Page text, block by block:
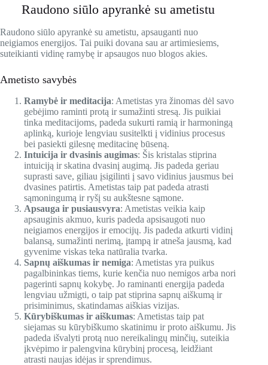
Raudono siūlo apyrankė su ametistu
Raudono siūlo apyrankė su ametistu, apsauganti nuo
neigiamos energijos. Tai puiki dovana sau ar artimiesiems,
suteikianti vidinę ramybę ir apsaugos nuo blogos akies.
Ametisto savybės
Ramybė ir meditacija: Ametistas yra žinomas dėl savo
gebėjimo raminti protą ir sumažinti stresą. Jis puikiai
tinka meditacijoms, padeda sukurti ramią ir harmoningą
aplinką, kurioje lengviau susitelkti į vidinius procesus
bei pasiekti gilesnę meditacinę būseną.
Intuicija ir dvasinis augimas: Šis kristalas stiprina
intuiciją ir skatina dvasinį augimą. Jis padeda geriau
suprasti save, giliau įsigilinti į savo vidinius jausmus bei
dvasines patirtis. Ametistas taip pat padeda atrasti
sąmoningumą ir ryšį su aukštesne sąmone.
Apsauga ir pusiausvyra: Ametistas veikia kaip
apsauginis akmuo, kuris padeda apsisaugoti nuo
neigiamos energijos ir emocijų. Jis padeda atkurti vidinį
balansą, sumažinti nerimą, įtampą ir atneša jausmą, kad
gyvenime viskas teka natūralia tvarka.
Sapnų aiškumas ir nemiga: Ametistas yra puikus
pagalbininkas tiems, kurie kenčia nuo nemigos arba nori
pagerinti sapnų kokybę. Jo raminanti energija padeda
lengviau užmigti, o taip pat stiprina sapnų aiškumą ir
prisiminimus, skatindamas aiškias vizijas.
Kūrybiškumas ir aiškumas: Ametistas taip pat
siejamas su kūrybiškumo skatinimu ir proto aiškumu. Jis
padeda išvalyti protą nuo nereikalingų minčių, suteikia
įkvėpimo ir palengvina kūrybinį procesą, leidžiant
atrasti naujas idėjas ir sprendimus.